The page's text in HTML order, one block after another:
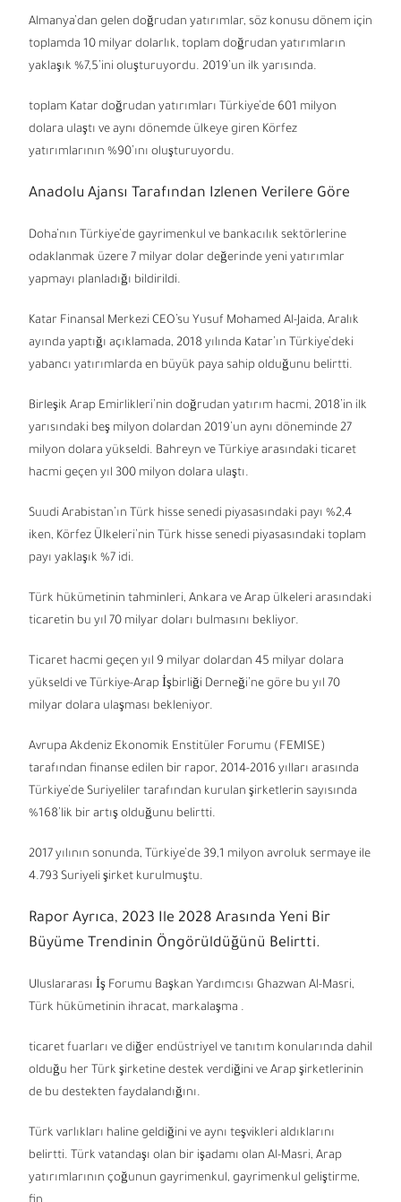
Almanya’dan gelen doğrudan yatırımlar, söz konusu dönem için
toplamda 10 milyar dolarlık, toplam doğrudan yatırımların
yaklaşık %7,5’ini oluşturuyordu. 2019’un ilk yarısında.
toplam Katar doğrudan yatırımları Türkiye’de 601 milyon
dolara ulaştı ve aynı dönemde ülkeye giren Körfez
yatırımlarının %90’ını oluşturuyordu.
Anadolu Ajansı Tarafından Izlenen Verilere Göre
Doha’nın Türkiye’de gayrimenkul ve bankacılık sektörlerine
odaklanmak üzere 7 milyar dolar değerinde yeni yatırımlar
yapmayı planladığı bildirildi.
Katar Finansal Merkezi CEO’su Yusuf Mohamed Al-Jaida, Aralık
ayında yaptığı açıklamada, 2018 yılında Katar’ın Türkiye’deki
yabancı yatırımlarda en büyük paya sahip olduğunu belirtti.
Birleşik Arap Emirlikleri’nin doğrudan yatırım hacmi, 2018’in ilk
yarısındaki beş milyon dolardan 2019’un aynı döneminde 27
milyon dolara yükseldi. Bahreyn ve Türkiye arasındaki ticaret
hacmi geçen yıl 300 milyon dolara ulaştı.
Suudi Arabistan’ın Türk hisse senedi piyasasındaki payı %2,4
iken, Körfez Ülkeleri’nin Türk hisse senedi piyasasındaki toplam
payı yaklaşık %7 idi.
Türk hükümetinin tahminleri, Ankara ve Arap ülkeleri arasındaki
ticaretin bu yıl 70 milyar doları bulmasını bekliyor.
Ticaret hacmi geçen yıl 9 milyar dolardan 45 milyar dolara
yükseldi ve Türkiye-Arap İşbirliği Derneği’ne göre bu yıl 70
milyar dolara ulaşması bekleniyor.
Avrupa Akdeniz Ekonomik Enstitüler Forumu (FEMISE)
tarafından finanse edilen bir rapor, 2014-2016 yılları arasında
Türkiye’de Suriyeliler tarafından kurulan şirketlerin sayısında
%168’lik bir artış olduğunu belirtti.
2017 yılının sonunda, Türkiye’de 39,1 milyon avroluk sermaye ile
4.793 Suriyeli şirket kurulmuştu.
Rapor Ayrıca, 2023 Ile 2028 Arasında Yeni Bir
Büyüme Trendinin Öngörüldüğünü Belirtti.
Uluslararası İş Forumu Başkan Yardımcısı Ghazwan Al-Masri,
Türk hükümetinin ihracat, markalaşma .
ticaret fuarları ve diğer endüstriyel ve tanıtım konularında dahil
olduğu her Türk şirketine destek verdiğini ve Arap şirketlerinin
de bu destekten faydalandığını.
Türk varlıkları haline geldiğini ve aynı teşvikleri aldıklarını
belirtti. Türk vatandaşı olan bir işadamı olan Al-Masri, Arap
yatırımlarının çoğunun gayrimenkul, gayrimenkul geliştirme,